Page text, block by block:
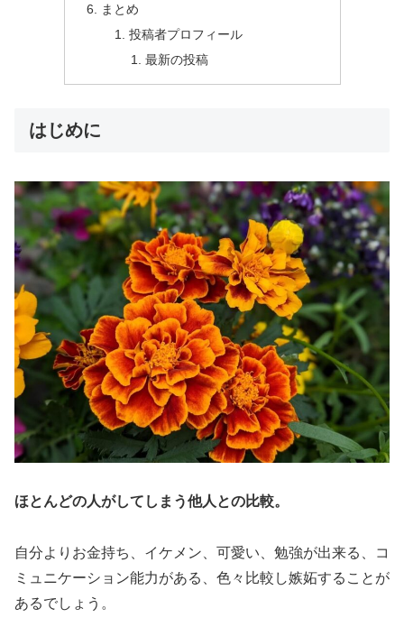
まとめ
投稿者プロフィール
最新の投稿
はじめに
ほとんどの人がしてしまう他人との比較。
自分よりお金持ち、イケメン、可愛い、勉強が出来る、コ
ミュニケーション能力がある、色々比較し嫉妬することが
あるでしょう。